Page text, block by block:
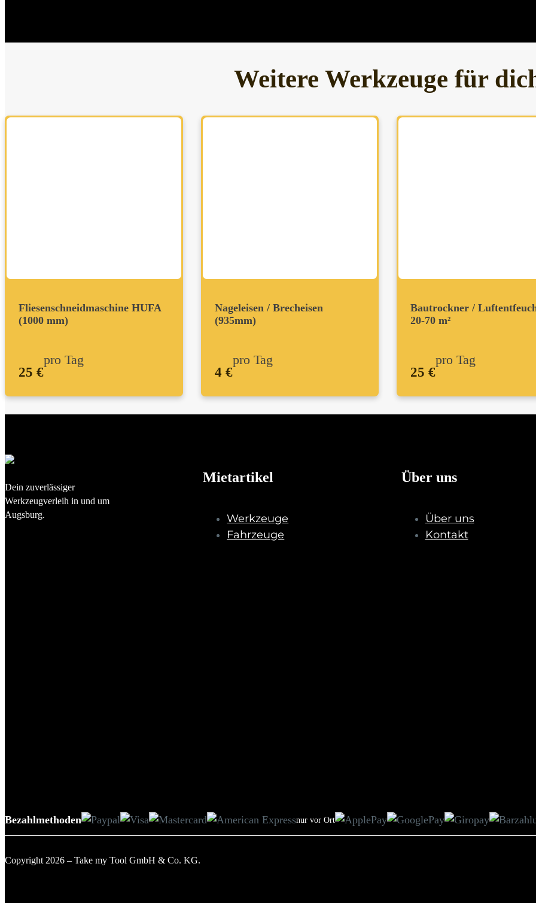
Weitere Werkzeuge für
Fliesenschneidmaschine HUFA
(1000 mm)
25 €
pro Tag
Nageleisen / Brecheisen
(935mm)
4 €
pro Tag
Bautrockner /
20-70 m²
25 €
pro Tag
Dein zuverlässiger
Werkzeugverleih in und um
Augsburg.
Mietartikel
Werkzeuge
Fahrzeuge
Über uns
Über uns
Kontakt
Bezahlmethoden nur vor Ort
Copyright 2026 – Take my Tool GmbH & Co. KG.